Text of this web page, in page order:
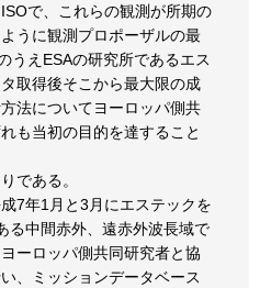
で、これらの観測が所期の
うに観測プロポーザルの最
うえESAの研究所であるエス
取得後そこから最大限の成
法についてヨーロッパ側共
も当初の目的を達すること
である。
7年1月と3月にエステックを
る中間赤外、遠赤外波長域で
ーロッパ側共同研究者と協
、ミッションデータベース